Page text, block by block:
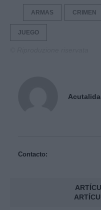
ARMAS CRIMEN
JUEGO
Contacto: